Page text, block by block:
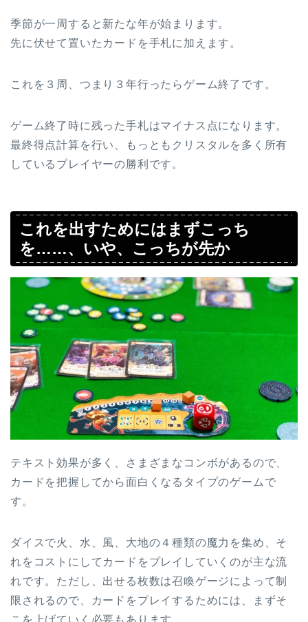
季節が一周すると新たな年が始まります。
先に伏せて置いたカードを手札に加えます。
これを３周、つまり３年行ったらゲーム終了です。
ゲーム終了時に残った手札はマイナス点になります。
最終得点計算を行い、もっともクリスタルを多く所有
しているプレイヤーの勝利です。
これを出すためにはまずこっち
を……、いや、こっちが先か
テキスト効果が多く、さまざまなコンボがあるので、
カードを把握してから面白くなるタイプのゲームで
す。
ダイスで火、水、風、大地の４種類の魔力を集め、そ
れをコストにしてカードをプレイしていくのが主な流
れです。ただし、出せる枚数は召喚ゲージによって制
限されるので、カードをプレイするためには、まずそ
こを上げていく必要もあります。